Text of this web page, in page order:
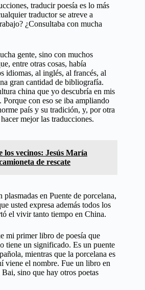
traducir poesía es lo más
traductor se atreve a
¿Consultaba con mucha
gente, sino con muchos
entre otras cosas, había
idiomas, al inglés, al francés, al
gran cantidad de bibliografía.
china que yo descubría en mis
con eso se iba ampliando
país y su tradición, y, por otra
mejor las traducciones.
los vecinos: Jesús María
de rescate
plasmadas en Puente de porcelana,
usted expresa además todos los
el vivir tanto tiempo en China.
mi primer libro de poesía que
tiene un significado. Es un puente
mientras que la porcelana es
viene el nombre. Fue un libro en
sino que hay otros poetas